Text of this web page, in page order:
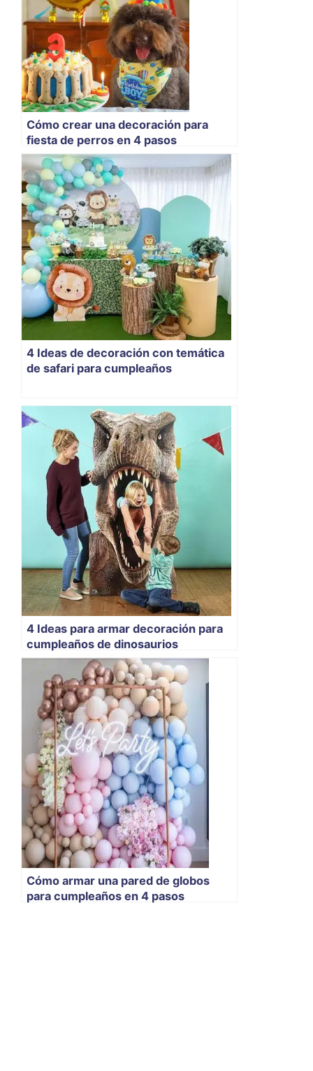
Cómo crear una decoración para
fiesta de perros en 4 pasos
4 Ideas de decoración con temática
de safari para cumpleaños
4 Ideas para armar decoración para
cumpleaños de dinosaurios
Cómo armar una pared de globos
para cumpleaños en 4 pasos